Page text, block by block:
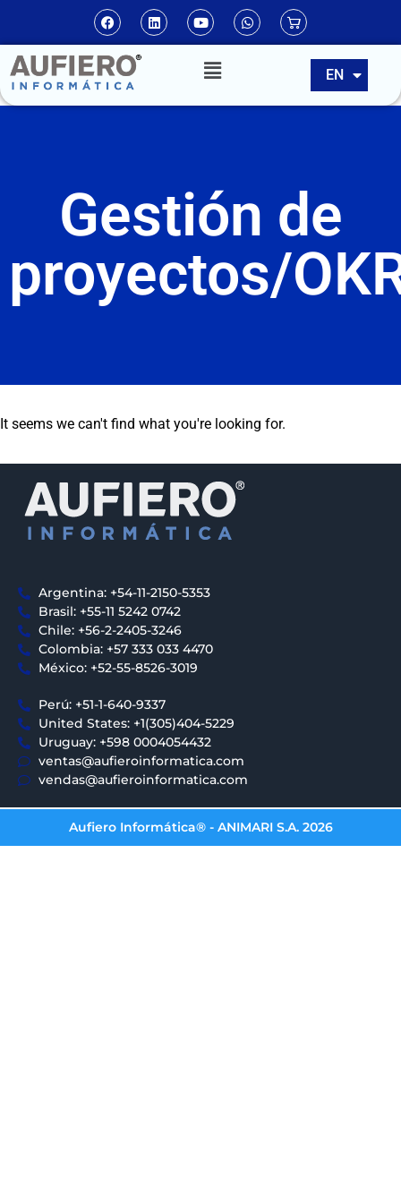
EN
ES
PT
Gestión de
proyectos/
It seems we can't find what you're looking for.
Argentina: +54-11-2150-5353
Brasil: +55-11 5242 0742
Chile: +56-2-2405-3246
Colombia: +57 333 033 4470
México: +52-55-8526-3019
Perú: +51-1-640-9337
United States: +1(305)404-5229
Uruguay: +598 0004054432
ventas@aufieroinformatica.com
vendas@aufieroinformatica.com
Aufiero Informática® - ANIMARI S.A. 2026